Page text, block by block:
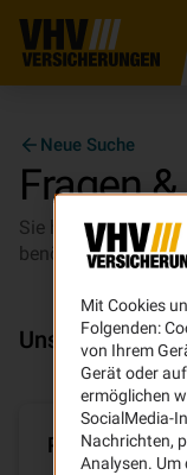
Neue Suche
Fragen &
Sie haben Fragen
benötigen
Unsere
Produktseiten
Mit Cookies
Folgenden:
von Ihrem
Gerät oder
ermöglichen
SocialMedia-
Nachrichten,
Analysen. Um